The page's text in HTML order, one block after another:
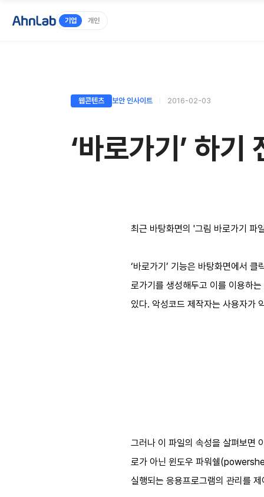
기업 개인
웹콘텐츠 보안 인사이트 2016-02-03
‘바로가기’ 하기
최근 바탕화면의 '그림 바로가기 파
‘바로가기’ 기능은 바탕화면에서
로가기를 생성해두고 이를 이용하
있다. 악성코드 제작자는 사용자가
그러나 이 파일의 속성을 살펴보면
로가 아닌 윈도우 파워쉘
실행되는 응용프로그램의 관리를